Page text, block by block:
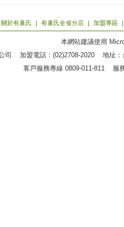
關於有巢氏 有巢氏全省分店 加盟專區
本網站建議使用
司 加盟電話：(02)2708-2020 地址
客戶服務專線 0809-011-811